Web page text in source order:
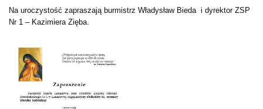
Na uroczystość zapraszają burmistrz Władysław Bieda i dyrektor ZSP
Nr 1 – Kazimiera Zięba.